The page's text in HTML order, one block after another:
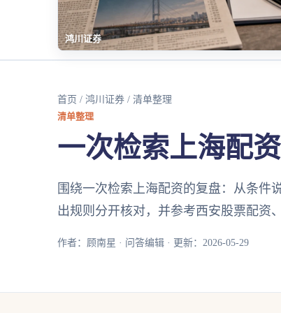
鸿川证券
首页 / 鸿川证券 / 清单整理
清单整理
一次检索上海配
围绕一次检索上海配资的复盘：从条件
出规则分开核对，并参考西安股票配资
作者：顾南星 · 问答编辑 · 更新：2026-05-29